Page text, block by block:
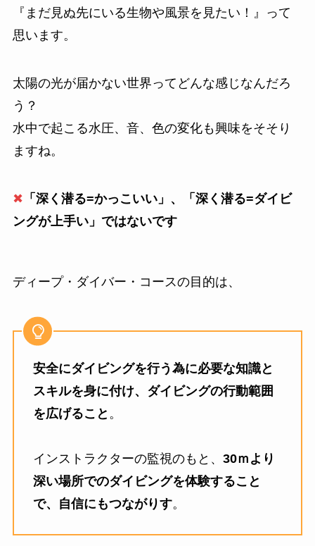
『まだ見ぬ先にいる生物や風景を見たい！』って
思います。
太陽の光が届かない世界ってどんな感じなんだろ
う？
水中で起こる水圧、音、色の変化も興味をそそり
ますね。
✖ 「深く潜る=かっこいい」、「深く潜る=ダイビ
ングが上手い」ではないです
ディープ・ダイバー・コースの目的は、
安全にダイビングを行う為に必要な知識と
スキルを身に付け、ダイビングの行動範囲
を広げること 。
インストラクターの監視のもと、 30ｍより
深い場所でのダイビングを体験すること
で、自信にもつながりす。